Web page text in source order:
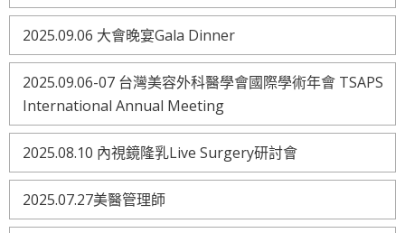
2025.09.06 大會晚宴Gala Dinner
2025.09.06-07 台灣美容外科醫學會國際學術年會 TSAPS
International Annual Meeting
2025.08.10 內視鏡隆乳Live Surgery研討會
2025.07.27美醫管理師